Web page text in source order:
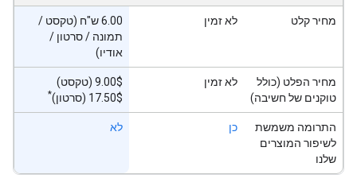
מחיר קלט לא זמין
‫6.00 ש"ח (טקסט /
תמונה / סרטון /
אודיו)
מחיר הפלט (כולל
טוקנים של חשיבה)
לא זמין
‫9.00$ (טקסט)
‫17.50$ (סרטון)
*
התרומה משמשת
לשיפור המוצרים
שלנו
כן לא